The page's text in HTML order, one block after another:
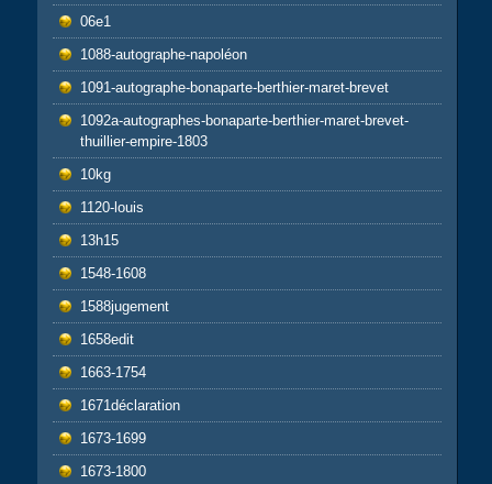
06e1
1088-autographe-napoléon
1091-autographe-bonaparte-berthier-maret-brevet
1092a-autographes-bonaparte-berthier-maret-brevet-
thuillier-empire-1803
10kg
1120-louis
13h15
1548-1608
1588jugement
1658edit
1663-1754
1671déclaration
1673-1699
1673-1800